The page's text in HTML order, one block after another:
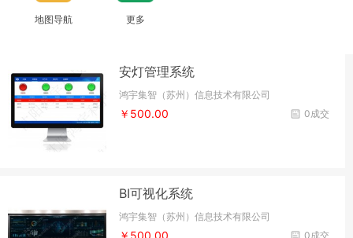
地图导航 更多
安灯管理系统
鸿宇集智（苏州）信息技术有限公司
0成交
￥500.00
BI可视化系统
鸿宇集智（苏州）信息技术有限公司
0成交